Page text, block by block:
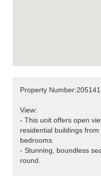
Property Number:205141
View:
- This unit offers open
residential buildings
bedrooms.
- Stunning, boundless
round.